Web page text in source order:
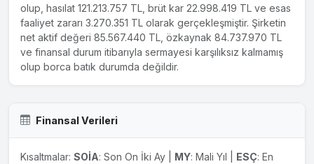
olup, hasılat 121.213.757 TL, brüt kar 22.998.419 TL ve esas
faaliyet zararı 3.270.351 TL olarak gerçekleşmiştir. Şirketin
net aktif değeri 85.567.440 TL, özkaynak 84.737.970 TL
ve finansal durum itibarıyla sermayesi karşılıksız kalmamış
olup borca batık durumda değildir.
Finansal Verileri
Kısaltmalar: SOİA: Son On İki Ay | MY: Mali Yıl | ESÇ: En